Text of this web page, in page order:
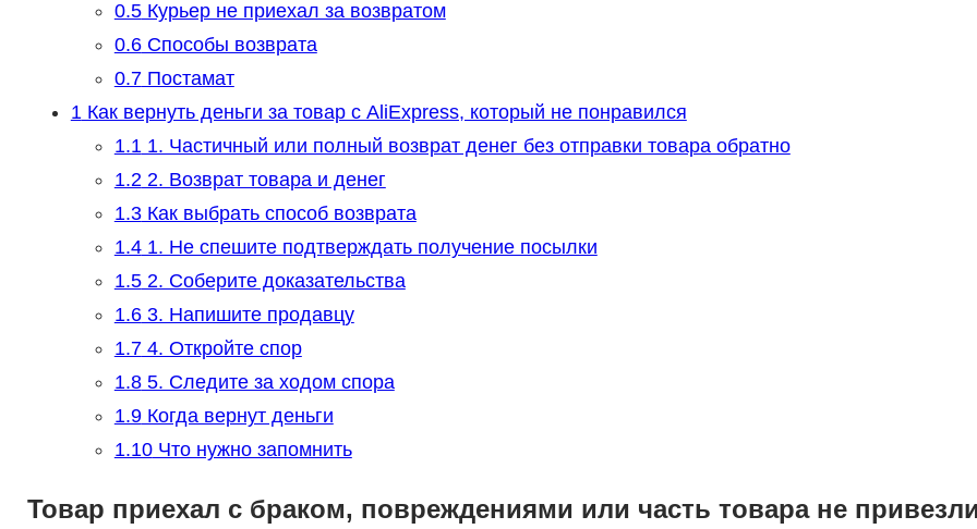
0.5Курьер не приехал за возвратом
0.6Способы возврата
0.7Постамат
1Как вернуть деньги за товар с AliExpress, который не понравился
1.11. Частичный или полный возврат денег без отправки товара обратно
1.22. Возврат товара и денег
1.3Как выбрать способ возврата
1.41. Не спешите подтверждать получение посылки
1.52. Соберите доказательства
1.63. Напишите продавцу
1.74. Откройте спор
1.85. Следите за ходом спора
1.9Когда вернут деньги
1.10Что нужно запомнить
Товар приехал с браком, повреждениями или часть товара не